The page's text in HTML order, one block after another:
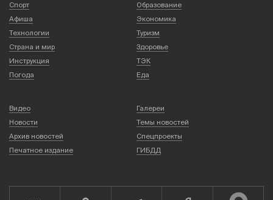
Спорт
Образование
Афиша
Экономика
Технологии
Туризм
Страна и мир
Здоровье
Инструкция
ТЭК
Погода
Еда
Видео
Галереи
Новости
Темы новостей
Архив новостей
Спецпроекты
Печатное издание
ГИБДД